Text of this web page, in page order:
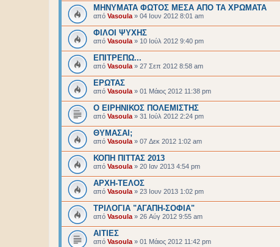
ΜΗΝΥΜΑΤΑ ΦΩΤΟΣ ΜΕΣΑ ΑΠΟ ΤΑ ΧΡΩΜΑΤΑ
από Vasoula » 04 Ιουν 2012 8:01 am
ΦΙΛΟΙ ΨΥΧΗΣ
από Vasoula » 10 Ιούλ 2012 9:40 pm
EΠΙΤΡΕΠΩ...
από Vasoula » 27 Σεπ 2012 8:58 am
ΕΡΩΤΑΣ
από Vasoula » 01 Μάιος 2012 11:38 pm
Ο ΕΙΡΗΝΙΚΟΣ ΠΟΛΕΜΙΣΤΗΣ
από Vasoula » 31 Ιούλ 2012 2:24 pm
ΘΥΜΑΣΑΙ;
από Vasoula » 07 Δεκ 2012 1:02 am
ΚΟΠΗ ΠΙΤΤΑΣ 2013
από Vasoula » 20 Ιαν 2013 4:54 pm
ΑΡΧΗ-ΤΕΛΟΣ
από Vasoula » 23 Ιουν 2013 1:02 pm
ΤΡΙΛΟΓΙΑ "ΑΓΑΠΗ-ΣΟΦΙΑ"
από Vasoula » 26 Αύγ 2012 9:55 am
ΑΙΤΙΕΣ
από Vasoula » 01 Μάιος 2012 11:42 pm